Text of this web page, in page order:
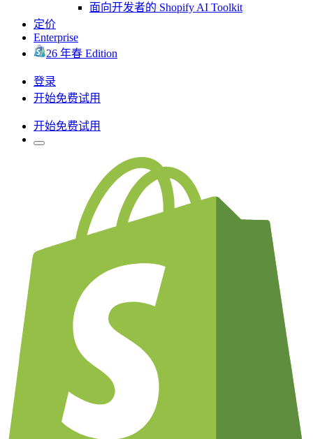
面向开发者的 Shopify AI Toolkit
定价
Enterprise
26 年春 Edition
登录
开始免费试用
开始免费试用